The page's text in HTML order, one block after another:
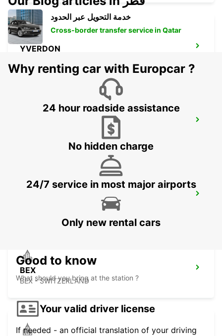
YVERDON
BEX
BEX - SWITZERLAND
خدمة التحويل عبر الحدود
Cross-border transfer service in Qatar
Why renting car with Europcar ?
24 hour roadside assistance
No hidden charge
24/7 service in most major airports
Only new rental cars
Good to know
What should you bring at the station ?
Your valid driver license
If needed - an official translation of your driving